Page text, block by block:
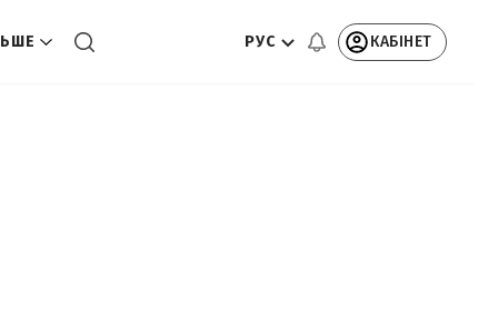
РУС КАБІНЕТ